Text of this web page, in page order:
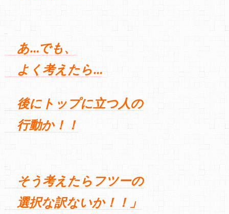
あ…でも、
よく考えたら…
後にトップに立つ人の
行動か！！
そう考えたらフツーの
選択な訳ないか！！」